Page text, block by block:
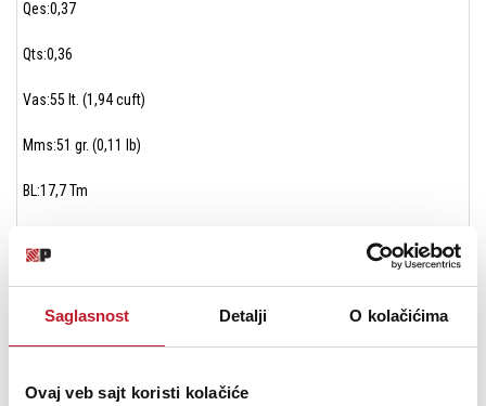
Saglasnost Detalji O kolačićima
Ovaj veb sajt koristi kolačiće
Qes:0,37
Qts:0,36
Vas:55 lt. (1,94 cuft)
Mms:51 gr. (0,11 lb)
BL:17,7 Tm
Le (1kHz):1,48 mH
Ref. Efficiency 1W@1m (half space):97,2 dB
MOUNTING INFORMATIONS